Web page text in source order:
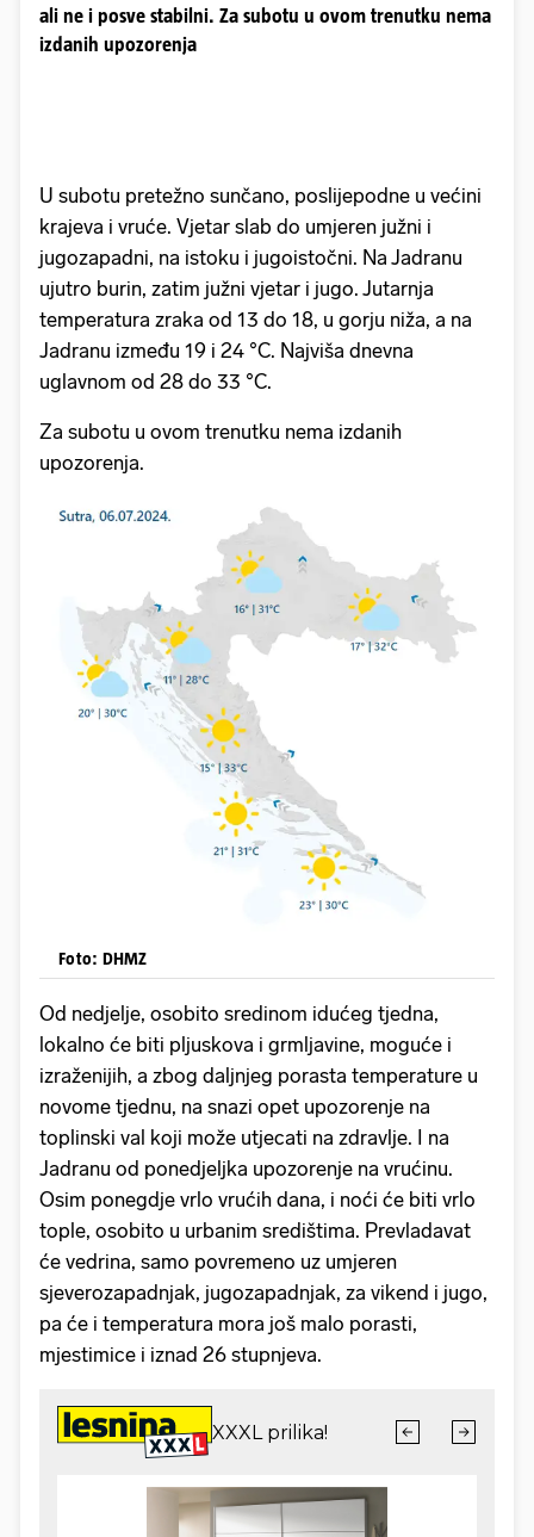
ali ne i posve stabilni. Za subotu u ovom trenutku nema
izdanih upozorenja
U subotu pretežno sunčano, poslijepodne u većini
krajeva i vruće. Vjetar slab do umjeren južni i
jugozapadni, na istoku i jugoistočni. Na Jadranu
ujutro burin, zatim južni vjetar i jugo. Jutarnja
temperatura zraka od 13 do 18, u gorju niža, a na
Jadranu između 19 i 24 °C. Najviša dnevna
uglavnom od 28 do 33 °C.
Za subotu u ovom trenutku nema izdanih
upozorenja.
Foto: DHMZ
Od nedjelje, osobito sredinom idućeg tjedna,
lokalno će biti pljuskova i grmljavine, moguće i
izraženijih, a zbog daljnjeg porasta temperature u
novome tjednu, na snazi opet upozorenje na
toplinski val koji može utjecati na zdravlje. I na
Jadranu od ponedjeljka upozorenje na vrućinu.
Osim ponegdje vrlo vrućih dana, i noći će biti vrlo
tople, osobito u urbanim središtima. Prevladavat
će vedrina, samo povremeno uz umjeren
sjeverozapadnjak, jugozapadnjak, za vikend i jugo,
pa će i temperatura mora još malo porasti,
mjestimice i iznad 26 stupnjeva.